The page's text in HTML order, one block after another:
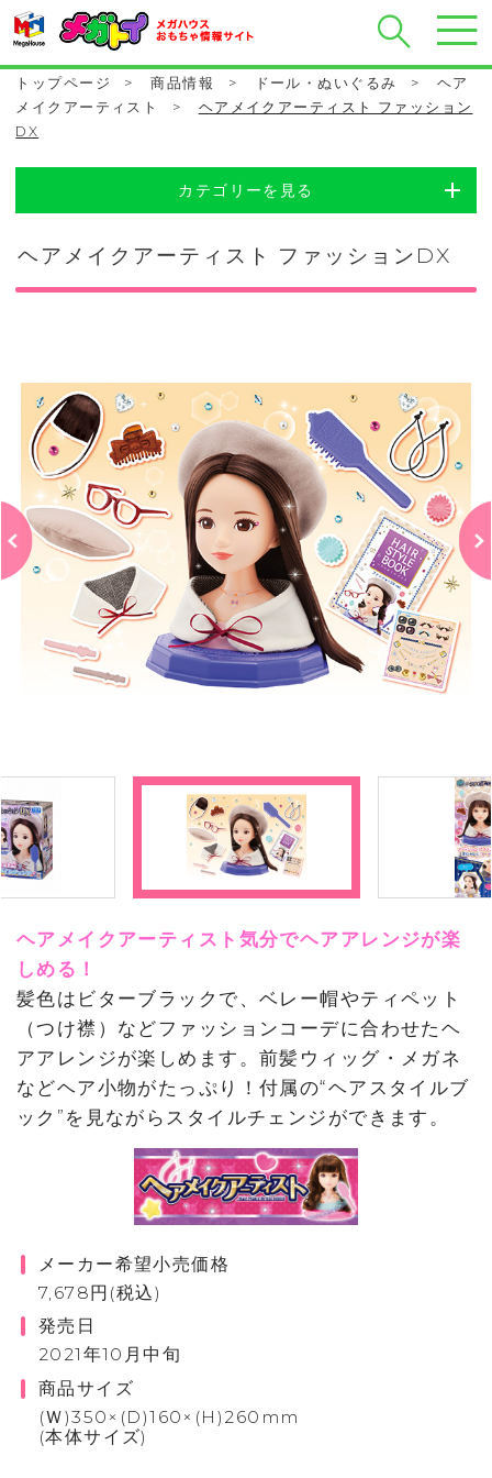
トップページ > 商品情報 > ドール・ぬいぐるみ >
ヘア
メイクアーティスト
>
ヘアメイクアーティスト ファッション
DX
カテゴリーを見る
ヘアメイクアーティスト ファッションDX
ヘアメイクアーティスト気分でヘアアレンジが楽
しめる！
髪色はビターブラックで、ベレー帽やティペット
（つけ襟）などファッションコーデに合わせたヘ
アアレンジが楽しめます。前髪ウィッグ・メガネ
などヘア小物がたっぷり！付属の“ヘアスタイルブ
ック”を見ながらスタイルチェンジができます。
メーカー希望小売価格
7,678円(税込)
発売日
2021年10月中旬
商品サイズ
(Ｗ)350×(D)160×(H)260mm
(本体サイズ)